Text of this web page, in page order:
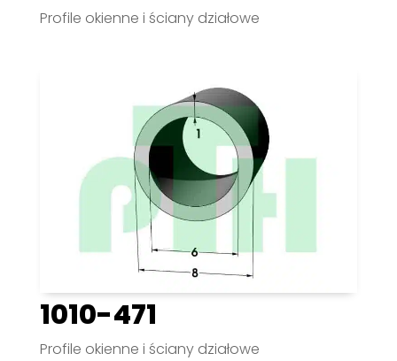
Profile okienne i ściany działowe
1010-471
Profile okienne i ściany działowe